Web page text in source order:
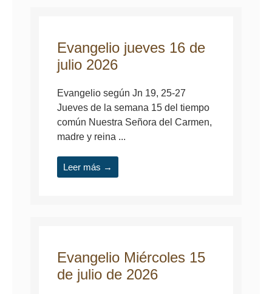
Evangelio jueves 16 de
julio 2026
Evangelio según Jn 19, 25-27
Jueves de la semana 15 del tiempo
común Nuestra Señora del Carmen,
madre y reina ...
Leer más →
Evangelio Miércoles 15
de julio de 2026